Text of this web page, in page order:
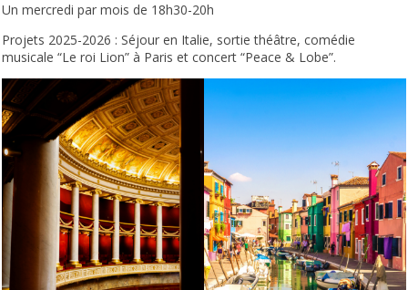
Un mercredi par mois de 18h30-20h
Projets 2025-2026 : Séjour en Italie, sortie théâtre, comédie
musicale “Le roi Lion” à Paris et concert “Peace & Lobe”.